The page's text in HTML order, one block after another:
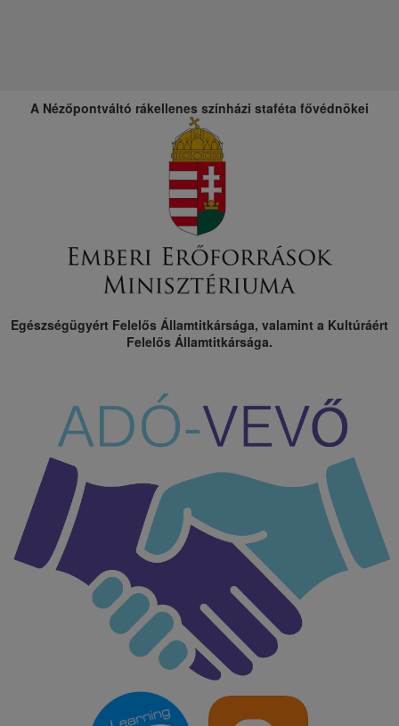
A Nézőpontváltó rákellenes színházi staféta fővédnökei
Egészségügyért Felelős Államtitkársága, valamint a Kultúráért
Felelős Államtitkársága.